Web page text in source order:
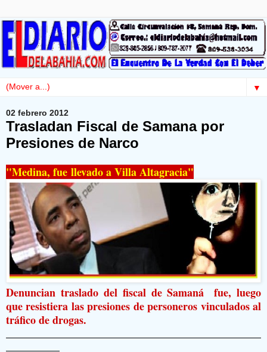
▼
02 febrero 2012
Trasladan Fiscal de Samana por
Presiones de Narco
"Medina, fue llevado a Villa Altagracia"
Denuncian traslado del fiscal de Samaná
fue, luego
que resistiera las presiones de personeros vinculados al
tráfico de drogas.